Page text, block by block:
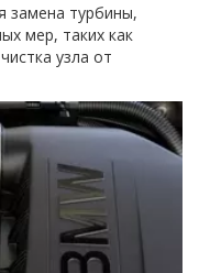
замена турбины,
мер, таких как
узла от